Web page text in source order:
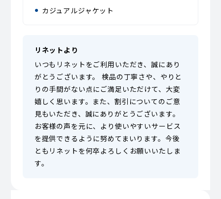
カジュアルジャケット
リネットより
いつもリネットをご利用いただき、誠にあり
がとうございます。 検品の丁寧さや、やりと
りの手間がない点にご満足いただけて、大変
嬉しく思います。また、割引についてのご意
見もいただき、誠にありがとうございます。
お客様の声を元に、より使いやすいサービス
を提供できるように努めてまいります。今後
ともリネットを何卒よろしくお願いいたしま
す。